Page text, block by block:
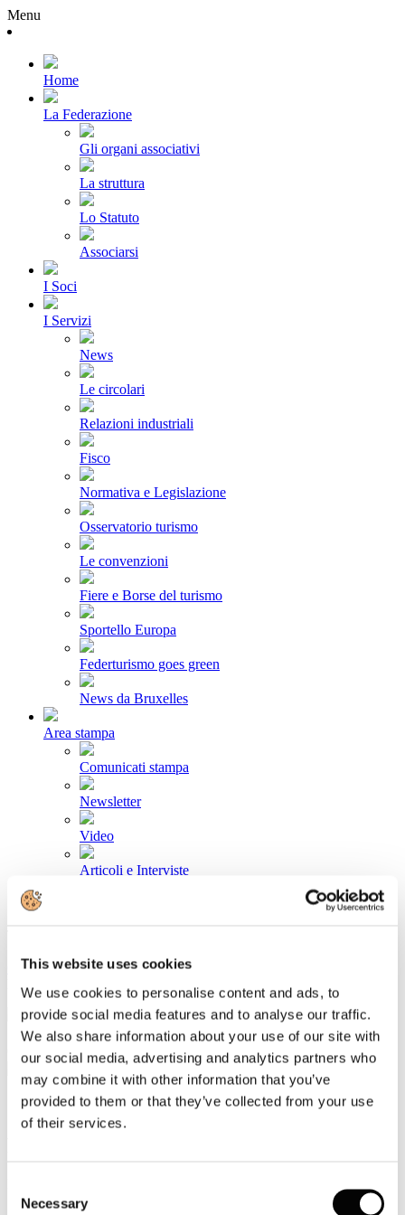
This website uses cookies
We use cookies to personalise content and ads, to
provide social media features and to analyse our traffic.
We also share information about your use of our site with
our social media, advertising and analytics partners who
may combine it with other information that you’ve
provided to them or that they’ve collected from your use
of their services.
Selection
Necessary
Menu
Home
La Federazione
Gli organi associativi
La struttura
Lo Statuto
Associarsi
I Soci
I Servizi
News
Le circolari
Relazioni industriali
Fisco
Normativa e Legislazione
Osservatorio turismo
Le convenzioni
Fiere e Borse del turismo
Sportello Europa
Federturismo goes green
News da Bruxelles
Area stampa
Comunicati stampa
Newsletter
Video
Articoli e Interviste
Come aderire
Login